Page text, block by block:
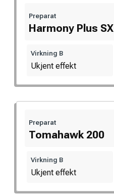
Preparat
Harmony Plus SX
Virkning B
Ukjent effekt
Preparat
Tomahawk 200
Virkning B
Ukjent effekt